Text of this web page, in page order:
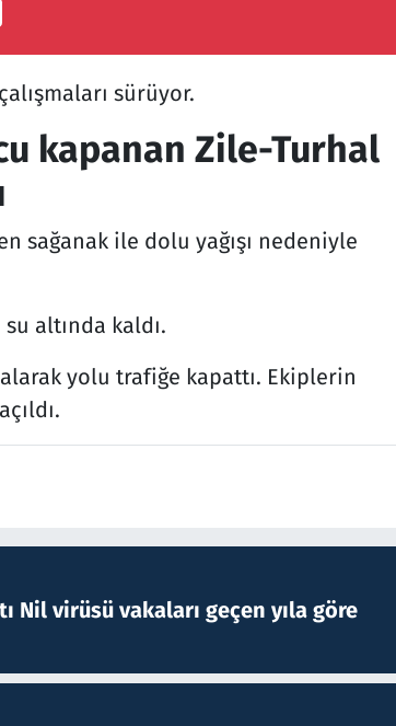
sürüyor.
kapanan Zile-Turhal
sağanak ile dolu yağışı nedeniyle
altında kaldı.
yolu trafiğe kapattı. Ekiplerin
Nil virüsü vakaları geçen yıla göre